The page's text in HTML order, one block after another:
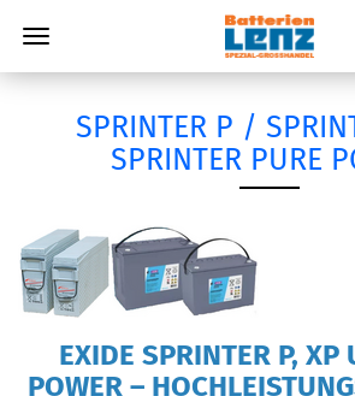
SPRINTER P /
SPRINTER PURE
EXIDE SPRINTER P, XP
POWER –